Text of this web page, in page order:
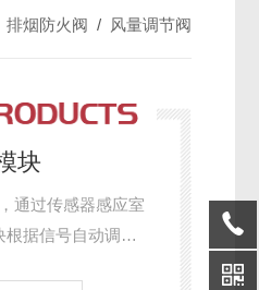
排烟防火阀 / 风量调节阀
块
通过传感器感应室
据信号自动调整